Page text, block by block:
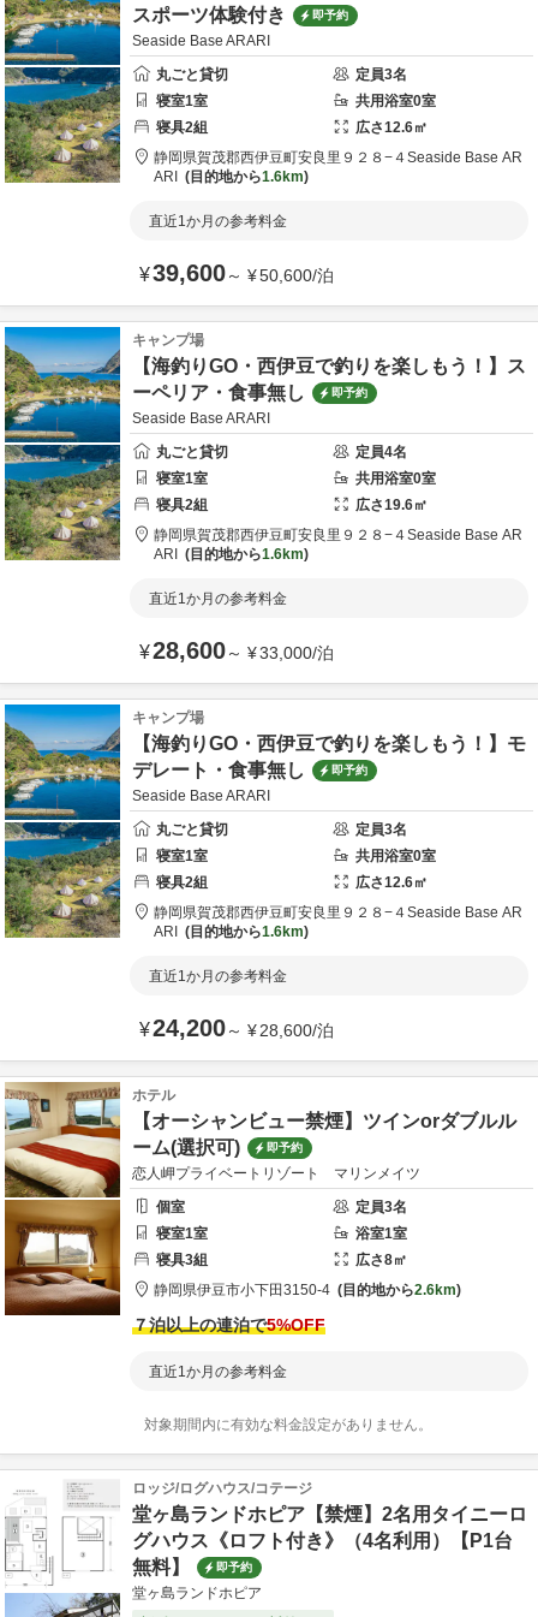
スポーツ体験付き
即予約
Seaside Base ARARI
丸ごと貸切
定員3名
寝室1室 共用浴室0室
寝具2組 広さ12.6㎡
静岡県賀茂郡西伊豆町安良里９２８−４Seaside Base AR
ARI
目的地から1.6km
直近1か月の参考料金
¥39,600～ ¥50,600/泊
キャンプ場
【海釣りGO・西伊豆で釣りを楽しもう！】ス
ーペリア・食事無し
即予約
Seaside Base ARARI
丸ごと貸切
定員4名
寝室1室 共用浴室0室
寝具2組 広さ19.6㎡
静岡県賀茂郡西伊豆町安良里９２８−４Seaside Base AR
ARI
目的地から1.6km
直近1か月の参考料金
¥28,600～ ¥33,000/泊
キャンプ場
【海釣りGO・西伊豆で釣りを楽しもう！】モ
デレート・食事無し
即予約
Seaside Base ARARI
丸ごと貸切
定員3名
寝室1室 共用浴室0室
寝具2組 広さ12.6㎡
静岡県賀茂郡西伊豆町安良里９２８−４Seaside Base AR
ARI
目的地から1.6km
直近1か月の参考料金
¥24,200～ ¥28,600/泊
ホテル
【オーシャンビュー禁煙】ツインorダブルル
ーム(選択可)
即予約
恋人岬プライベートリゾート マリンメイツ
個室
定員3名
寝室1室 浴室1室
寝具3組 広さ8㎡
静岡県伊豆市小下田3150-4 目的地から2.6km
７泊以上の連泊で5%OFF
直近1か月の参考料金
対象期間内に有効な料金設定がありません。
ロッジ/ログハウス/コテージ
堂ヶ島ランドホピア【禁煙】2名用タイニーロ
グハウス《ロフト付き》（4名利用）【P1台
無料】
即予約
堂ヶ島ランドホピア